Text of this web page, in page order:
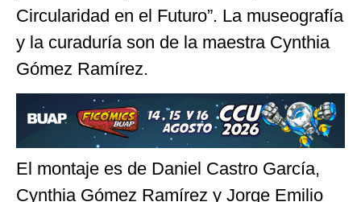
Circularidad en el Futuro”. La museografía
y la curaduría son de la maestra Cynthia
Gómez Ramírez.
El montaje es de Daniel Castro García,
Cynthia Gómez Ramírez y Jorge Emilio